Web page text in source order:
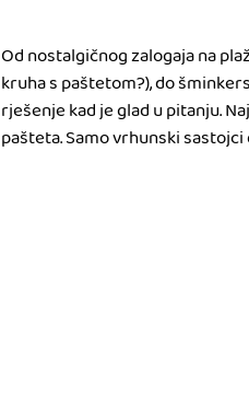
Od nostalgičnog zalogaja na
kruha s paštetom?), do
rješenje kad je glad u pitanju.
pašteta. Samo vrhunski